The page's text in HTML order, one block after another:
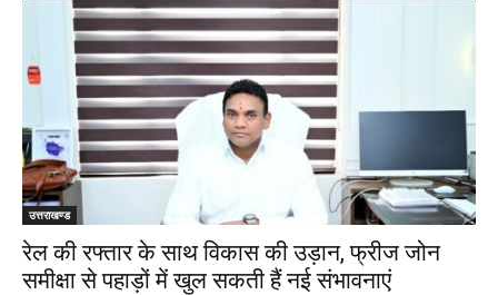
उत्तराखण्ड
रेल की रफ्तार के साथ विकास की उड़ान, फ्रीज जोन
समीक्षा से पहाड़ों में खुल सकती हैं नई संभावनाएं